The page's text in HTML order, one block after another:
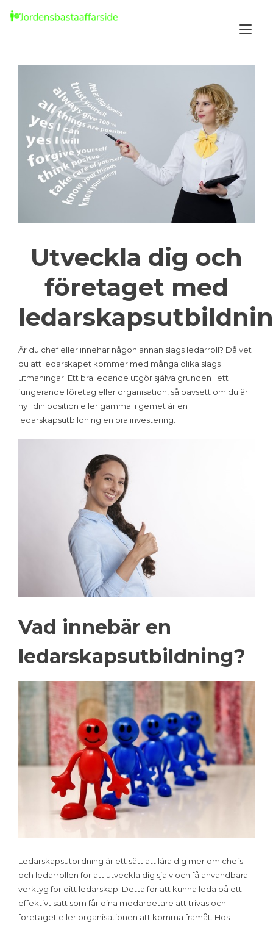
Utveckla dig och
företaget med
Är du chef eller innehar någon annan slags ledarroll? Då vet
du att ledarskapet kommer med många olika slags
utmaningar. Ett bra ledande utgör själva grunden i ett
fungerande företag eller organisation, så oavsett om du är
ny i din position eller gammal i gemet är en
ledarskapsutbildning en bra investering.
Vad innebär en
ledarskapsutbildning?
Ledarskapsutbildning är ett sätt att lära dig mer om chefs-
och ledarrollen för att utveckla dig själv och få användbara
verktyg för ditt ledarskap. Detta för att kunna leda på ett
effektivt sätt som får dina medarbetare att trivas och
företaget eller organisationen att komma framåt. Hos